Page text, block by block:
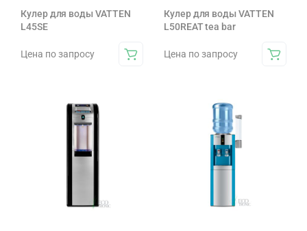
Кулер для воды VATTEN
L45SE
Цена по запросу
Кулер для воды VATTEN
L50REAT tea bar
Цена по запросу